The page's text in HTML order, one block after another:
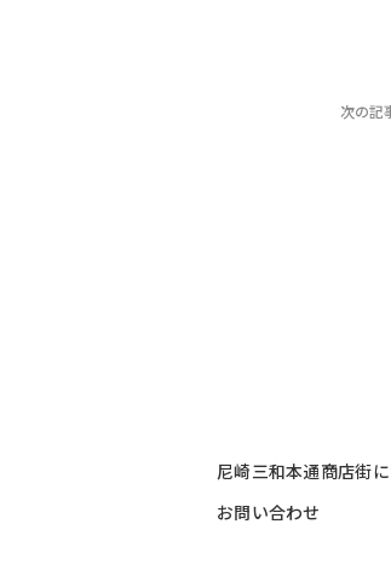
次の記
尼崎三和本通商店街
お問い合わせ